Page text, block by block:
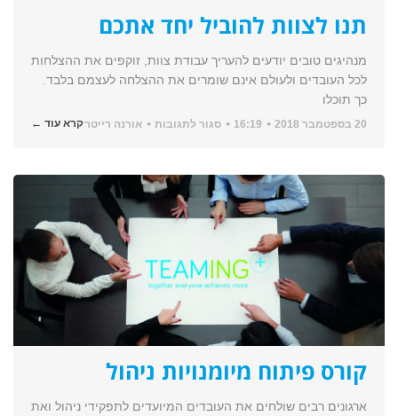
תנו לצוות להוביל יחד אתכם
מנהיגים טובים יודעים להעריך עבודת צוות, זוקפים את ההצלחות
לכל העובדים ולעולם אינם שומרים את ההצלחה לעצמם בלבד.
כך תוכלו
16:19 סגור לתגובותעל
יחד
אתכם
אורנה רייטרקרא עוד ←
קורס פיתוח מיומנויות ניהול
ארגונים רבים שולחים את העובדים המיועדים לתפקידי ניהול ואת